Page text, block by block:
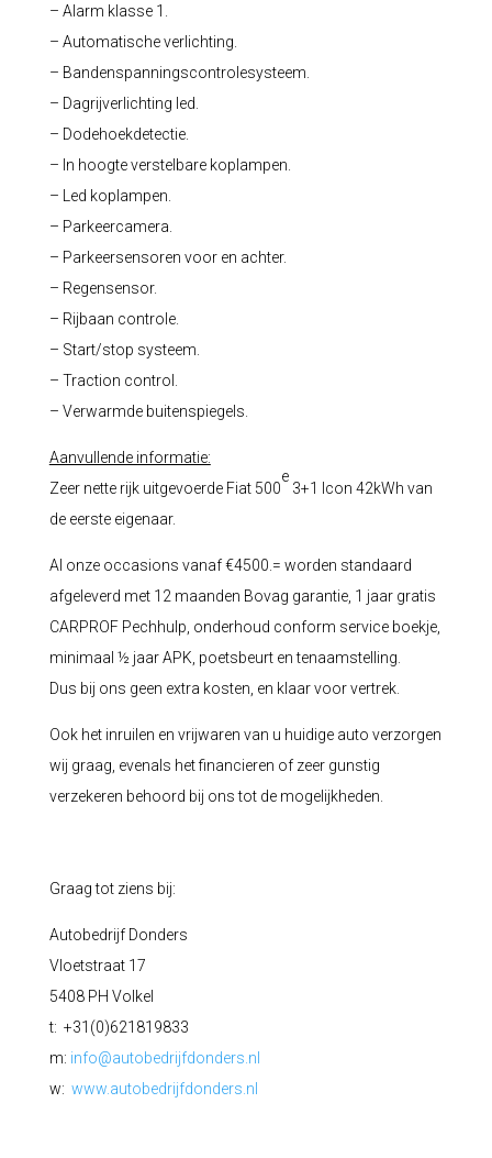
– Alarm klasse 1.
– Automatische verlichting.
– Bandenspanningscontrolesysteem.
– Dagrijverlichting led.
– Dodehoekdetectie.
– In hoogte verstelbare koplampen.
– Led koplampen.
– Parkeercamera.
– Parkeersensoren voor en achter.
– Regensensor.
– Rijbaan controle.
– Start/stop systeem.
– Traction control.
– Verwarmde buitenspiegels.
Aanvullende informatie:
Zeer nette rijk uitgevoerde Fiat 500
e
3+1 Icon 42kWh van
de eerste eigenaar.
Al onze occasions vanaf €4500.= worden standaard
afgeleverd met 12 maanden Bovag garantie, 1 jaar gratis
CARPROF Pechhulp, onderhoud conform service boekje,
minimaal ½ jaar APK, poetsbeurt en tenaamstelling.
Dus bij ons geen extra kosten, en klaar voor vertrek.
Ook het inruilen en vrijwaren van u huidige auto verzorgen
wij graag, evenals het financieren of zeer gunstig
verzekeren behoord bij ons tot de mogelijkheden.
Graag tot ziens bij:
Autobedrijf Donders
Vloetstraat 17
5408 PH Volkel
t: +31(0)621819833
m: info@autobedrijfdonders.nl
w: www.autobedrijfdonders.nl